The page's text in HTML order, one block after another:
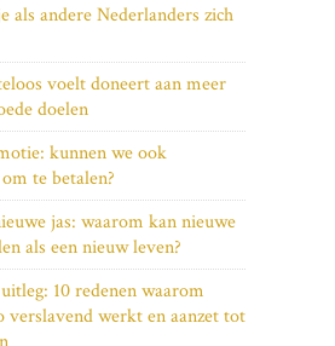
als andere Nederlanders zich
voelt doneert aan meer
doelen
kunnen we ook
te betalen?
jas: waarom kan nieuwe
als een nieuw leven?
10 redenen waarom
verslavend werkt en aanzet tot